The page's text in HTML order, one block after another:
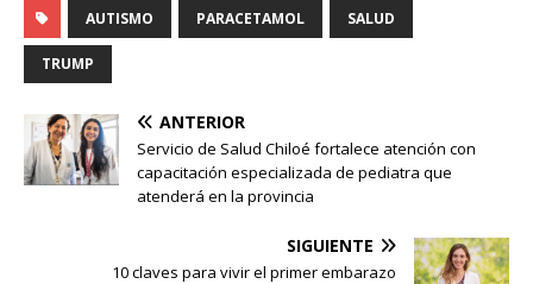
AUTISMO PARACETAMOL SALUD
TRUMP
ANTERIOR
Servicio de Salud Chiloé fortalece atención con
capacitación especializada de pediatra que
atenderá en la provincia
SIGUIENTE
10 claves para vivir el primer embarazo